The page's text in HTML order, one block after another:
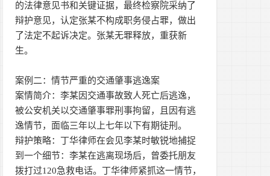
的法律意见书和关键证据，最终检察院采纳了
辩护意见，认定张某不构成职务侵占罪，做出
了法定不起诉决定。张某无罪释放，重获新
生。
案例二：情节严重的交通肇事逃逸案
案情简介：李某因交通事故致人死亡后逃逸，
被公安机关以交通肇事罪刑事拘留，且因有逃
逸情节，面临三年以上七年以下有期徒刑。
辩护策略：丁华律师在会见李某时敏锐地捕捉
到一个细节：李某在逃离现场后，曾委托朋友
拨打过120急救电话。丁华律师紧抓这一情节，